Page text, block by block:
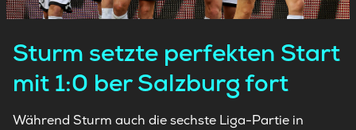
Sturm setzte perfekten Start
mit 1:0 ber Salzburg fort
Während Sturm auch die sechste Liga-Partie in